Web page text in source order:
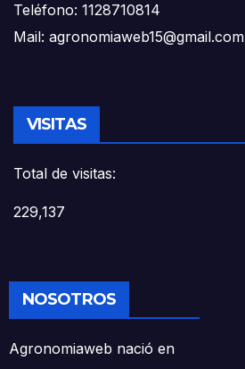
Teléfono: 1128710814
Mail: agronomiaweb15@gmail.com
VISITAS
Total de visitas:
229,137
NOSOTROS
Agronomiaweb nació en